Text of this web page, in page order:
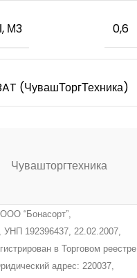
М3 0,6
(ЧувашТоргТехника)
Чувашторгтехника
“Бонасорт”,
УНП 192396437, 22.02.2007,
в Торговом реестре
адрес: 220037,